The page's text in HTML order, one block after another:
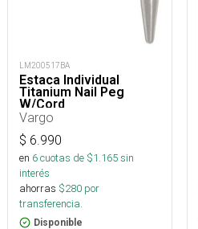
LM200517BA
Estaca Individual
Titanium Nail Peg
W/Cord
Vargo
$ 6.990
en 6cuotas de $1.165sin
interés
ahorras $280 por
transferencia.
Disponible